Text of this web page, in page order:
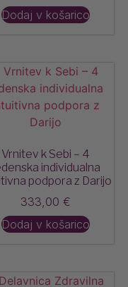
Dodaj v košarico
Vrnitev k Sebi – 4
individualna
podpora z Darijo
333,00 €
Dodaj v košarico